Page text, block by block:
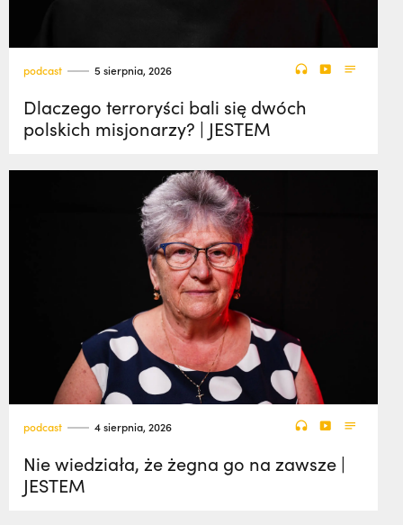
podcast 5 sierpnia, 2026
Dlaczego terroryści bali się dwóch
polskich misjonarzy? | JESTEM
podcast 4 sierpnia, 2026
Nie wiedziała, że żegna go na zawsze |
JESTEM